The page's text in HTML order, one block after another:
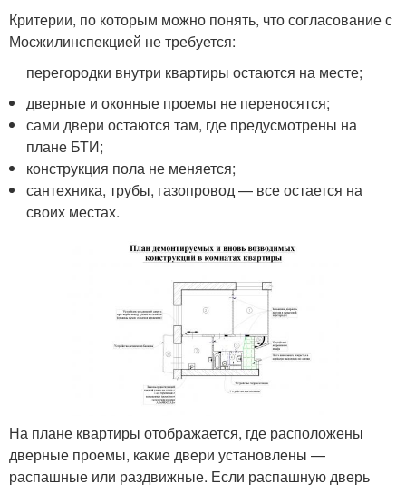
Критерии, по которым можно понять, что согласование с
Мосжилинспекцией не требуется:
перегородки внутри квартиры остаются на месте;
дверные и оконные проемы не переносятся;
сами двери остаются там, где предусмотрены на
плане БТИ;
конструкция пола не меняется;
сантехника, трубы, газопровод — все остается на
своих местах.
На плане квартиры отображается, где расположены
дверные проемы, какие двери установлены —
распашные или раздвижные. Если распашную дверь